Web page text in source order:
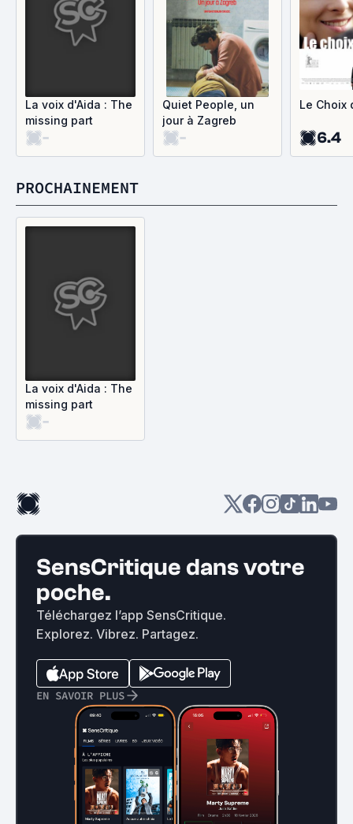
La voix d'Aida : The
missing part
-
Quiet People, un
jour à Zagreb
-
Le Choix
6.4
PROCHAINEMENT
La voix d'Aida : The
missing part
-
SensCritique dans votre
poche.
Téléchargez l’app SensCritique.
Explorez. Vibrez. Partagez.
EN SAVOIR PLUS